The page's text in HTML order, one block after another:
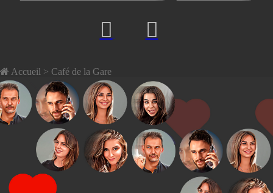
Accueil > Café de la Gare